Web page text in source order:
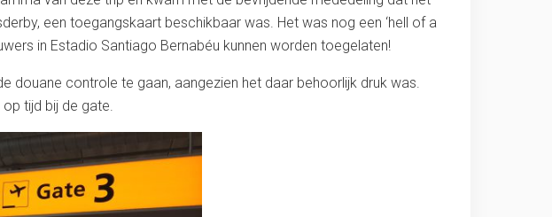
een toegangskaart beschikbaar was. Het was nog een ‘hell of a
in Estadio Santiago Bernabéu kunnen worden toegelaten!
douane controle te gaan, aangezien het daar behoorlijk druk was.
tijd bij de gate.